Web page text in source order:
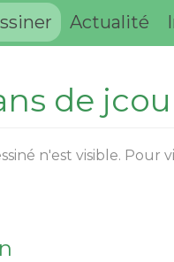
Actualité
de
n'est visible. Pour